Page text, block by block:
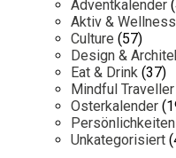
Adventkalender
Aktiv & Wellness
Culture (57)
Design &
Eat & Drink (37)
Mindful Traveller
Osterkalender
Persönlichkeiten
Unkategorisiert